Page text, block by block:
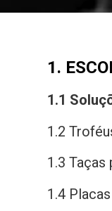
1.
1.1
1.2
1.3 Taças
1.4